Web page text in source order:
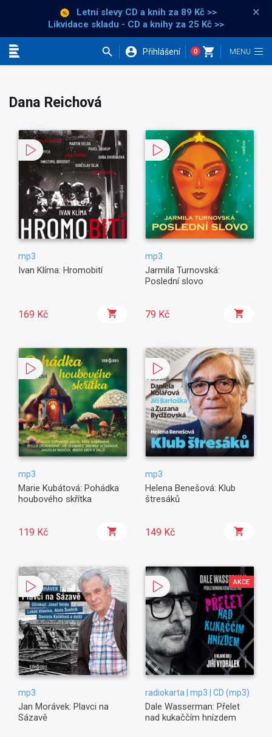
Letní slevy CD a knih za 89 Kč >>
Likvidace skladu - CD a knihy za 25 Kč >>
×
Přihlášení 0
Dana Reichová
mp3
Ivan Klíma: Hromobití
169 Kč
mp3
Jarmila Turnovská:
Poslední slovo
79 Kč
mp3
Marie Kubátová: Pohádka
houbového skřítka
119 Kč
mp3
Helena Benešová: Klub
štresáků
149 Kč
mp3
Jan Morávek: Plavci na
Sázavě
AKCE
radiokarta | mp3 | CD (mp3)
Dale Wasserman: Přelet
nad kukaččím hnízdem